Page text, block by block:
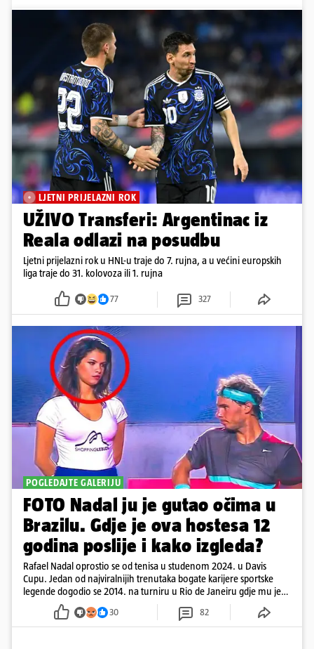
LJETNI PRIJELAZNI ROK
UŽIVO Transferi: Argentinac iz
Reala odlazi na posudbu
Ljetni prijelazni rok u HNL-u traje do 7. rujna, a u većini europskih
liga traje do 31. kolovoza ili 1. rujna
77 327
POGLEDAJTE GALERIJU
FOTO Nadal ju je gutao očima u
Brazilu. Gdje je ova hostesa 12
godina poslije i kako izgleda?
Rafael Nadal oprostio se od tenisa u studenom 2024. u Davis
Cupu. Jedan od najviralnijih trenutaka bogate karijere sportske
legende dogodio se 2014. na turniru u Rio de Janeiru gdje mu je
pažnju odvlačila ljepotica iza klupe
30 82